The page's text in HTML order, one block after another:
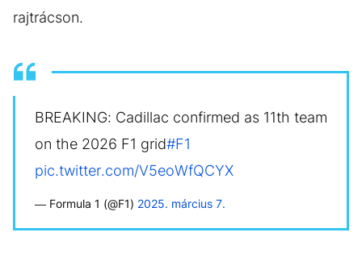
rajtrácson.
BREAKING: Cadillac confirmed as 11th team
on the 2026 F1 grid#F1
pic.twitter.com/V5eoWfQCYX
— Formula 1 (@F1) 2025. március 7.